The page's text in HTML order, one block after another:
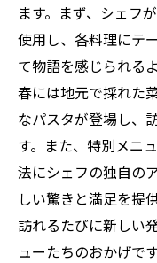
ます。まず、シェフ
使用し、各料理にテ
て物語を感じられる
春には地元で採れた
なパスタが登場し、
す。また、特別メニ
法にシェフの独自の
しい驚きと満足を提
訪れるたびに新しい
ューたちのおかげです